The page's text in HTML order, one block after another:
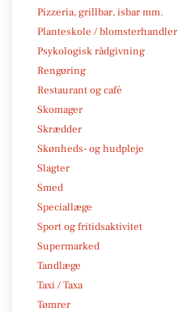
Pizzeria, grillbar, isbar mm.
Planteskole / blomsterhandler
Psykologisk rådgivning
Rengøring
Restaurant og café
Skomager
Skrædder
Skønheds- og hudpleje
Slagter
Smed
Speciallæge
Sport og fritidsaktivitet
Supermarked
Tandlæge
Taxi / Taxa
Tømrer